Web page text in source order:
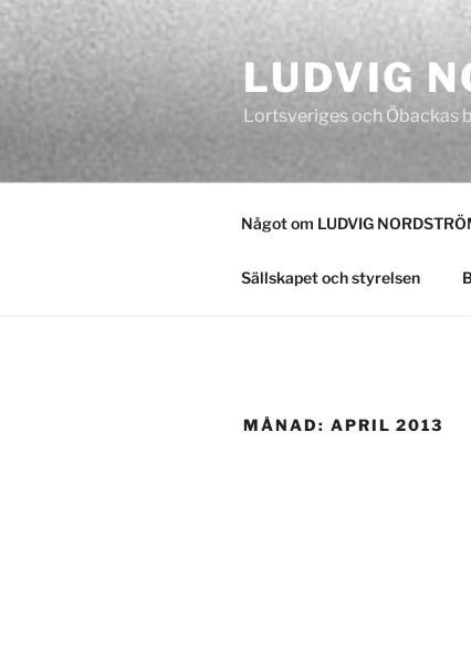
Hoppa
innehåll
LUDVIG
Lortsveriges och Öbackas
Något om LUDVIG
Sällskapet och styrelsen
MÅNAD: APRIL 2013